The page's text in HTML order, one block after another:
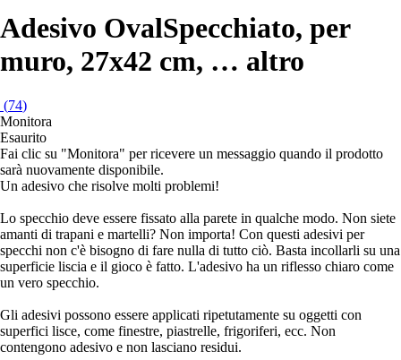
Adesivo OvalSpecchiato, per
muro, 27x42 cm, … altro
(74)
Monitora
Esaurito
Fai clic su "Monitora" per ricevere un messaggio quando il prodotto
sarà nuovamente disponibile.
Un adesivo che risolve molti problemi!
Lo specchio deve essere fissato alla parete in qualche modo. Non siete
amanti di trapani e martelli? Non importa! Con questi adesivi per
specchi non c'è bisogno di fare nulla di tutto ciò. Basta incollarli su una
superficie liscia e il gioco è fatto. L'adesivo ha un riflesso chiaro come
un vero specchio.
Gli adesivi possono essere applicati ripetutamente su oggetti con
superfici lisce, come finestre, piastrelle, frigoriferi, ecc. Non
contengono adesivo e non lasciano residui.